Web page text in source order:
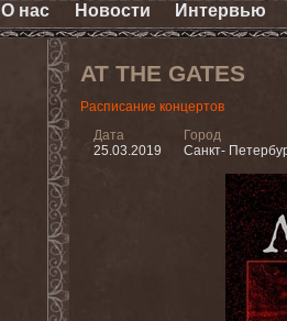
О нас Новости Интервью
AT THE GATES
Расписание концертов
Дата
25.03.2019
Город
Санкт-